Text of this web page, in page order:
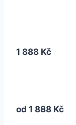
1 888 Kč
od 1 888 Kč